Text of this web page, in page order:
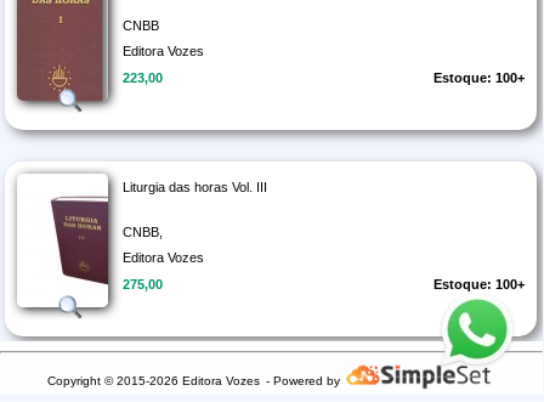
CNBB
Editora Vozes
223,00
Estoque: 100+
Liturgia das horas Vol. III
CNBB,
Editora Vozes
275,00
Estoque: 100+
Copyright © 2015-2026 Editora Vozes - Powered by